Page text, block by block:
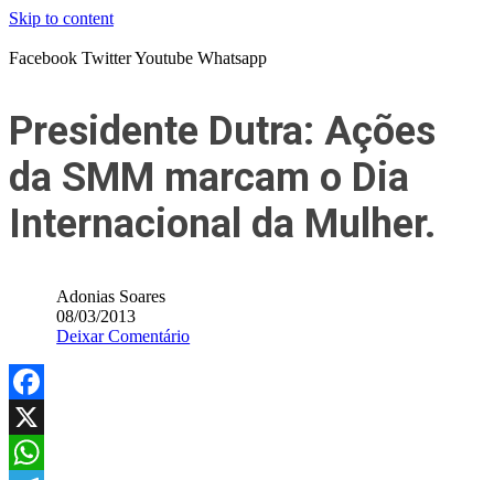
Skip to content
Facebook TwitterYoutube Whatsapp
Presidente Dutra: Ações
da SMM marcam o Dia
Internacional da Mulher.
Adonias Soares
08/03/2013
Deixar Comentário
Facebook
X